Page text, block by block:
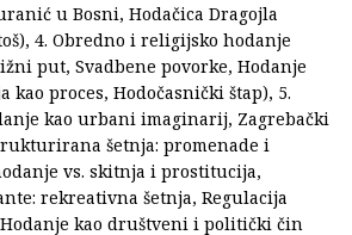
u Bosni, Hodačica Dragojla
4. Obredno i religijsko hodanje
put, Svadbene povorke, Hodanje
kao proces, Hodočasnički štap), 5.
kao urbani imaginarij, Zagrebački
šetnja: promenade i
vs. skitnja i prostitucija,
rekreativna šetnja, Regulacija
kao društveni i politički čin